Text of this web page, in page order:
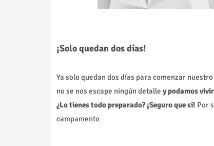
¡Solo quedan dos días!
Ya solo quedan dos días para comenzar
no se nos escape ningún detalle y podamos
¿Lo tienes todo preparado? ¡Seguro que sí! Por
campamento